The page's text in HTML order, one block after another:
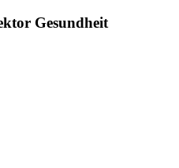
Gesundheit